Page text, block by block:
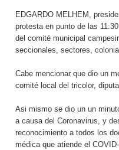
EDGARDO MELHEM,
protesta en punto de las
del comité municipal
seccionales, sectores,
Cabe mencionar que dio un
comité local del tricolor,
Asi mismo se dio un un
a causa del Coronavirus, y
reconocimiento a todos los
médica que atiende el